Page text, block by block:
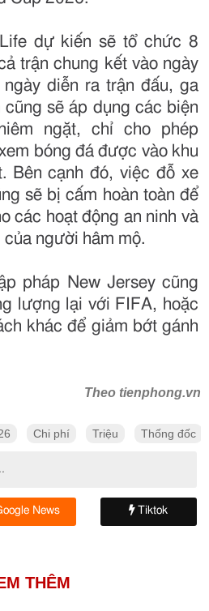
dự kiến sẽ tổ chức 8
trận chung kết vào ngày
diễn ra trận đấu, ga
cũng sẽ áp dụng các biện
ngặt, chỉ cho phép
bóng đá được vào khu
Bên cạnh đó, việc đỗ xe
sẽ bị cấm hoàn toàn để
các hoạt động an ninh và
người hâm mộ.
pháp New Jersey cũng
lượng lại với FIFA, hoặc
khác để giảm bớt gánh
Theo tienphong.vn
Chi phí Triệu Thống đốc
News Tiktok
THÊM